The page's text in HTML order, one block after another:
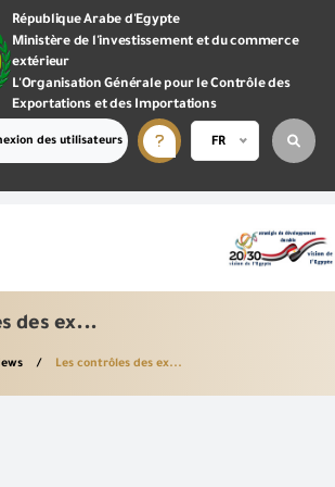
République Arabe d'Egypte
Ministère de l'investissement et du commerce
extérieur
L'Organisation Générale pour le Contrôle des
Exportations et des Importations
des utilisateurs FR
des ex...
Les contrôles des ex...